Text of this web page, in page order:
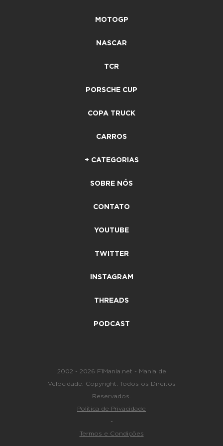
MOTOGP
NASCAR
TCR
PORSCHE CUP
COPA TRUCK
CARROS
+ CATEGORIAS
SOBRE NÓS
CONTATO
YOUTUBE
TWITTER
INSTAGRAM
THREADS
PODCAST
2002 - 2026 F1Mania.net - Mania de
Velocidade. Copyright. Todos os Direitos
Reservados.
Política de Privacidade
-
Termos e Condições